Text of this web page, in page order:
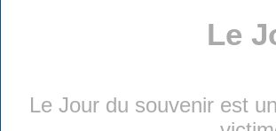
Le
Le Jour du souvenir est